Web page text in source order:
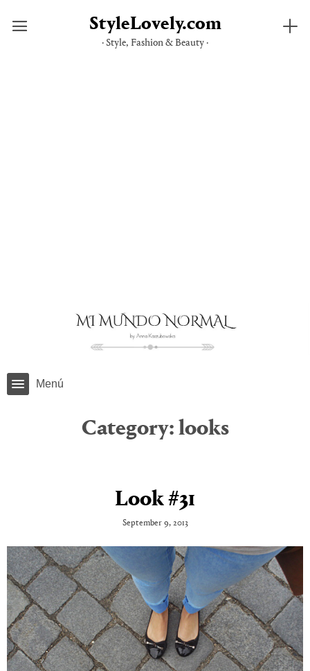
StyleLovely.com
· Style, Fashion & Beauty ·
Menú
Category: looks
Look #31
September 9, 2013